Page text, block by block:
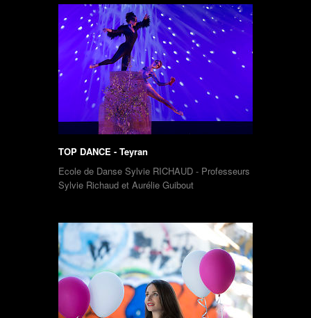
TOP DANCE - Teyran
Ecole de Danse Sylvie RICHAUD - Professeurs
Sylvie Richaud et Aurélie Guibout